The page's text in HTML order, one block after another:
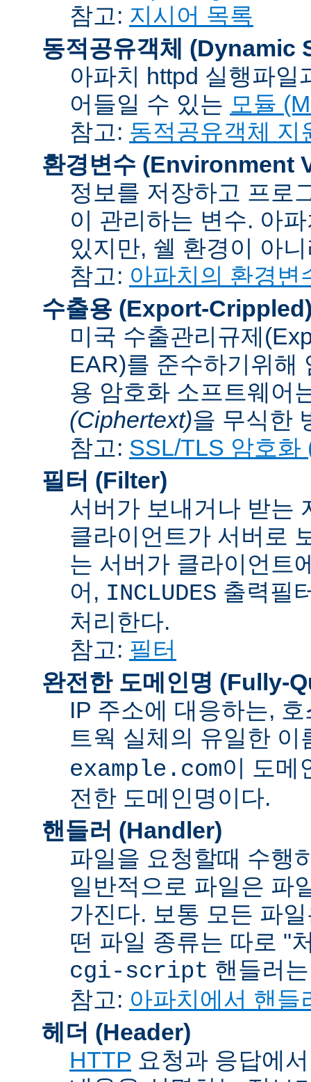
참고: 지시어 목록
동적공유객체 (Dynamic
아파치 httpd 실행파일
어들일 수 있는 모듈
참고: 동적공유객체 지
환경변수 (Environment
정보를 저장하고 프로
이 관리하는 변수. 아
있지만, 쉘 환경이 아
참고: 아파치의 환경변
수출용 (Export-
미국 수출관리규제
EAR)를 준수하기위해
용 암호화 소프트웨어
(Ciphertext)을 무식한
참고: SSL/TLS 암호화
필터 (Filter)
서버가 보내거나 받는
클라이언트가 서버로
는 서버가 클라이언트
어, INCLUDES 출력필
처리한다.
참고: 필터
완전한 도메인명 (Fully-
IP 주소에 대응하는,
트웍 실체의 유일한
example.com이 도메
전한 도메인명이다.
핸들러 (Handler)
파일을 요청할때 수행
일반적으로 파일은 파
가진다. 보통 모든 파
떤 파일 종류는 따로 "
cgi-script 핸들러
참고: 아파치에서 핸들
헤더 (Header)
HTTP 요청과 응답에